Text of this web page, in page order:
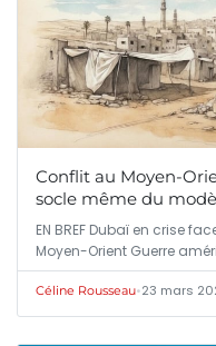
Conflit au Moyen-
socle même du
EN BREF Dubaï en crise
Moyen-Orient Guerre
Céline Rousseau•23 mars